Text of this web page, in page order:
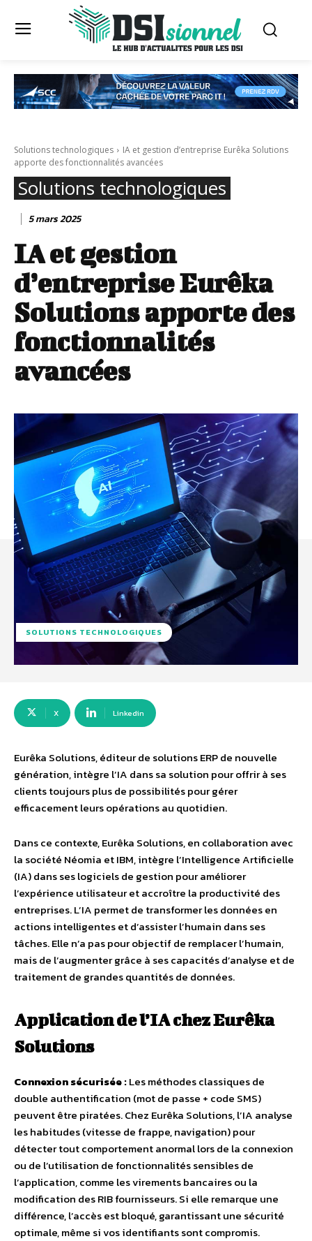
Solutions technologiques
IA et gestion d’entreprise Eurêka Solutions
apporte des fonctionnalités avancées
Solutions technologiques
5 mars 2025
IA et gestion
d’entreprise Eurêka
Solutions apporte des
fonctionnalités
avancées
SOLUTIONS TECHNOLOGIQUES
X Linkedin
Eurêka Solutions, éditeur de solutions ERP de nouvelle
génération, intègre l’IA dans sa solution pour offrir à ses
clients toujours plus de possibilités pour gérer
efficacement leurs opérations au quotidien.
Dans ce contexte, Eurêka Solutions, en collaboration avec
la société Néomia et IBM, intègre l’Intelligence Artificielle
(IA) dans ses logiciels de gestion pour améliorer
l’expérience utilisateur et accroître la productivité des
entreprises. L’IA permet de transformer les données en
actions intelligentes et d’assister l’humain dans ses
tâches. Elle n’a pas pour objectif de remplacer l’humain,
mais de l’augmenter grâce à ses capacités d’analyse et de
traitement de grandes quantités de données.
Application de l’IA chez Eurêka
Solutions
Connexion sécurisée :Les méthodes classiques de
double authentification (mot de passe + code SMS)
peuvent être piratées. Chez Eurêka Solutions, l’IA analyse
les habitudes (vitesse de frappe, navigation) pour
détecter tout comportement anormal lors de la connexion
ou de l’utilisation de fonctionnalités sensibles de
l’application, comme les virements bancaires ou la
modification des RIB fournisseurs. Si elle remarque une
différence, l’accès est bloqué, garantissant une sécurité
optimale, même si vos identifiants sont compromis.